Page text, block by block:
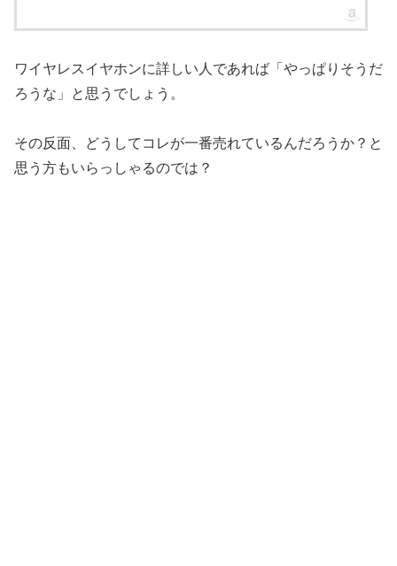
ワイヤレスイヤホンに詳しい人であれば「やっぱりそうだ
ろうな」と思うでしょう。
その反面、どうしてコレが一番売れているんだろうか？と
思う方もいらっしゃるのでは？